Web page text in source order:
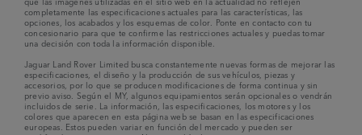
completamente las especificaciones actuales para las características, las
opciones, los acabados y los esquemas de color. Ponte en contacto con tu
concesionario para que te confirme las restricciones actuales y puedas tomar
una decisión con toda la información disponible.
Jaguar Land Rover Limited busca constantemente nuevas formas de mejorar las
especificaciones, el diseño y la producción de sus vehículos, piezas y
accesorios, por lo que se producen modificaciones de forma continua y sin
previo aviso. Según el MY, algunos equipamientos serán opcionales o vendrán
incluidos de serie. La información, las especificaciones, los motores y los
colores que aparecen en esta página web se basan en las especificaciones
europeas. Estos pueden variar en función del mercado y pueden ser